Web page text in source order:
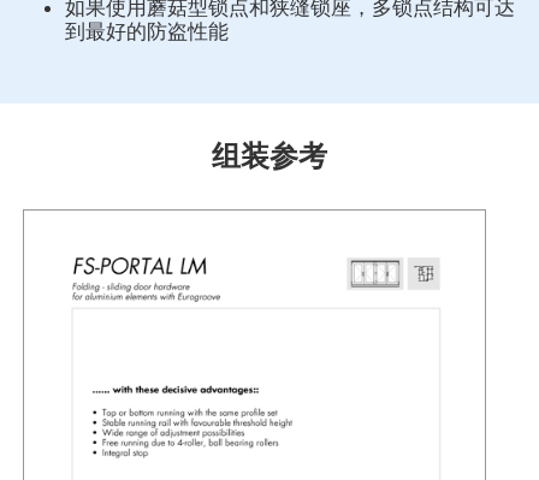
如果使用蘑菇型锁点和狭缝锁座，多锁点结构可达
到最好的防盗性能
组装参考